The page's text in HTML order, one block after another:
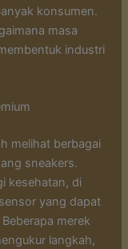
konsumen.
masa
industri
melihat berbagai
sneakers.
kesehatan, di
yang dapat
merek
langkah,